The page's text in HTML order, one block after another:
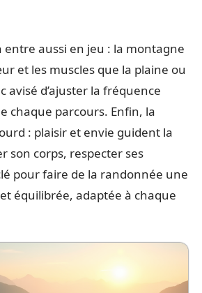
entre aussi en jeu : la montagne
et les muscles que la plaine ou
avisé d’ajuster la fréquence
chaque parcours. Enfin, la
: plaisir et envie guident la
son corps, respecter ses
pour faire de la randonnée une
équilibrée, adaptée à chaque